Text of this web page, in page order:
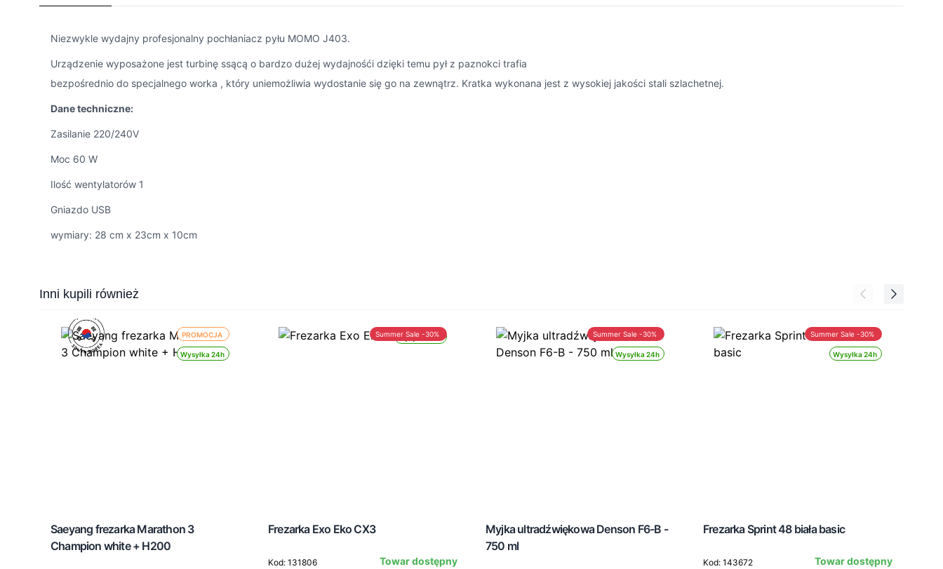
Niezwykle wydajny profesjonalny pochłaniacz pyłu MOMO J403.
Urządzenie wyposażone jest turbinę ssącą o bardzo dużej wydajnośći dzięki temu pył z paznokci trafia
bezpośrednio do specjalnego worka , który uniemożliwia wydostanie się go na zewnątrz. Kratka wykonana jest z wysokiej jakości stali szlachetnej.
Dane techniczne:
Zasilanie 220/240V
Moc 60 W
Ilość wentylatorów 1
Gniazdo USB
wymiary: 28 cm x 23cm x 10cm
Press to skip carousel
Inni kupili również
PROMOCJA
Wysyłka 24h
Saeyang frezarka Marathon 3
Champion white + H200
Wysyłka 24h
Summer Sale -30%
Frezarka Exo Eko CX3
Kod: 131806
Towar dostępny
Wysyłka 24h
Summer Sale -30%
Myjka ultradźwiękowa Denson F6-B -
750 ml
Wysyłka 24h
Summer Sale -30%
Frezarka Sprint 48 biała basic
Kod: 143672
Towar dostępny